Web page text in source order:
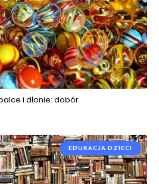
i dłonie: dobór
EDUKACJA DZIECI